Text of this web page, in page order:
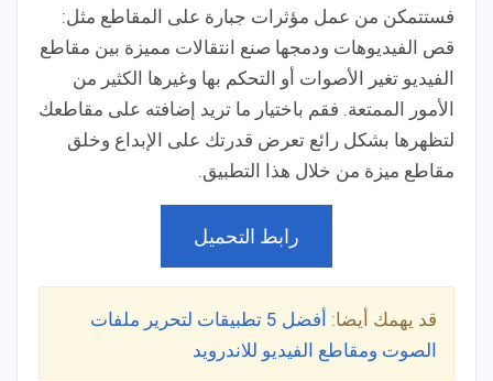
فستتمكن من عمل مؤثرات جبارة على المقاطع مثل:
قص الفيديوهات ودمجها صنع انتقالات مميزة بين مقاطع
الفيديو تغير الأصوات أو التحكم بها وغيرها الكثير من
الأمور الممتعة. فقم باختيار ما تريد إضافته على مقاطعك
لتظهرها بشكل رائع تعرض قدرتك على الإبداع وخلق
مقاطع ميزة من خلال هذا التطبيق.
رابط التحميل
قد يهمك أيضا:
أفضل 5 تطبيقات لتحرير ملفات
الصوت ومقاطع الفيديو للاندرويد